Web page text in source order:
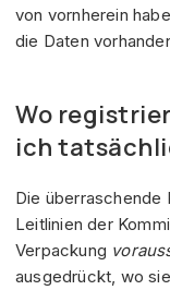
von vornherein
die Daten
Wo
ich
Die überraschende
Leitlinien der
Verpackung
ausgedrückt, wo